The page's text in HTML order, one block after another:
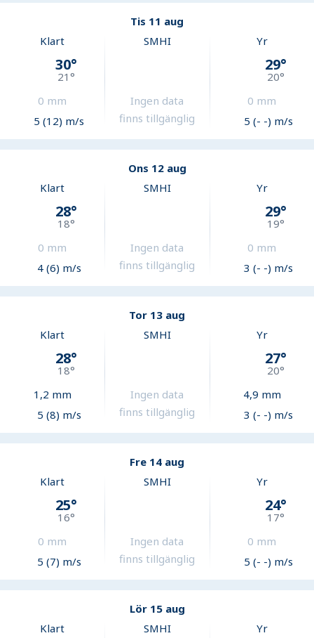
Tis 11 aug
Klart
30°
21°
0 mm
5 (12) m/s
SMHI
Ingen data
finns tillgänglig
Yr
29°
20°
0 mm
5 (- -) m/s
Ons 12 aug
Klart
28°
18°
0 mm
4 (6) m/s
SMHI
Ingen data
finns tillgänglig
Yr
29°
19°
0 mm
3 (- -) m/s
Tor 13 aug
Klart
28°
18°
1,2 mm
5 (8) m/s
SMHI
Ingen data
finns tillgänglig
Yr
27°
20°
4,9 mm
3 (- -) m/s
Fre 14 aug
Klart
25°
16°
0 mm
5 (7) m/s
SMHI
Ingen data
finns tillgänglig
Yr
24°
17°
0 mm
5 (- -) m/s
Lör 15 aug
Klart
SMHI Yr